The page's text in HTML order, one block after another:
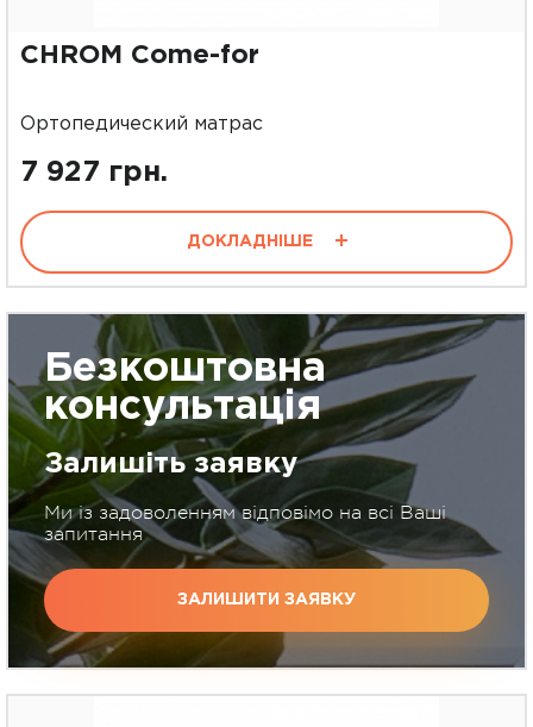
CHROM Come-for
Ортопедический матрас
7 927 грн.
ДОКЛАДНІШЕ
Безкоштовна
консультація
Залишіть заявку
Ми із задоволенням відповімо на всі Ваші
запитання
ЗАЛИШИТИ ЗАЯВКУ